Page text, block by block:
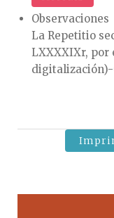
Observaciones
La Repetitio
LXXXXIXr, por
digitalización)-